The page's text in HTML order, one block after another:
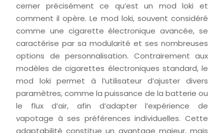
cerner précisément ce qu’est un mod loki et
comment il opère. Le mod loki, souvent considéré
comme une cigarette électronique avancée, se
caractérise par sa modularité et ses nombreuses
options de personnalisation. Contrairement aux
modèles de cigarettes électroniques standard, le
mod loki permet à l’utilisateur d’ajuster divers
paramètres, comme la puissance de la batterie ou
le flux d’air, afin d’adapter l’expérience de
vapotage à ses préférences individuelles. Cette
adaptabilité constitue un avantage majeur, mais